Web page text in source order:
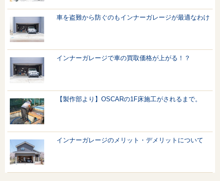
車を盗難から防ぐのもインナーガレージが最適なわけ
インナーガレージで車の買取価格が上がる！？
【製作部より】OSCARの1F床施工がされるまで。
インナーガレージのメリット・デメリットについて